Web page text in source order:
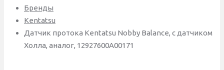
Бренды
Kentatsu
Датчик протока Kentatsu Nobby Balance, с датчиком
Холла, аналог, 12927600A00171